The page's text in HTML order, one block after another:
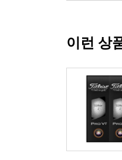
이런 상